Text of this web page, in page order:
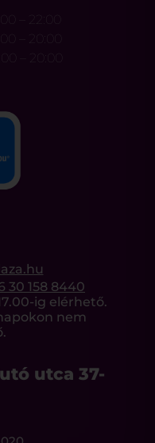
– 22:00
– 20:00
– 20:00
30 158 8440
ig elérhető.
nem
utca 37-